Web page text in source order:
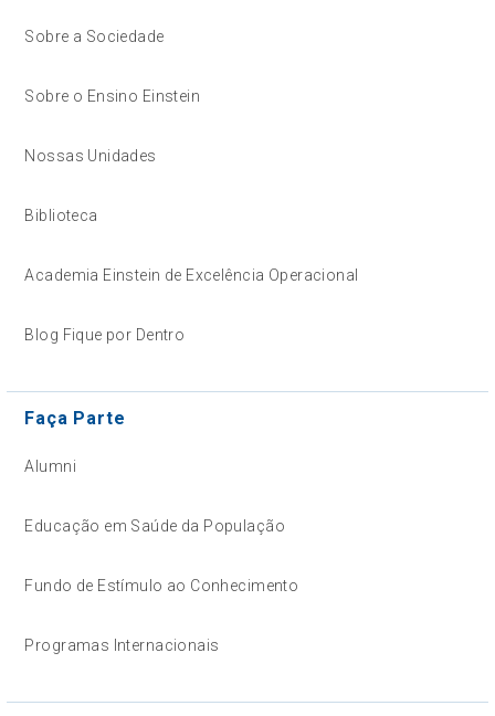
Sobre a Sociedade
Sobre o Ensino Einstein
Nossas Unidades
Biblioteca
Academia Einstein de Excelência Operacional
Blog Fique por Dentro
Faça Parte
Alumni
Educação em Saúde da População
Fundo de Estímulo ao Conhecimento
Programas Internacionais